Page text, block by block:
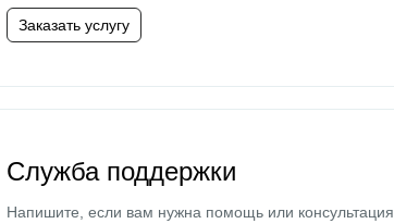
Заказать услугу
Служба поддержки
Напишите, если вам нужна помощь или консультация